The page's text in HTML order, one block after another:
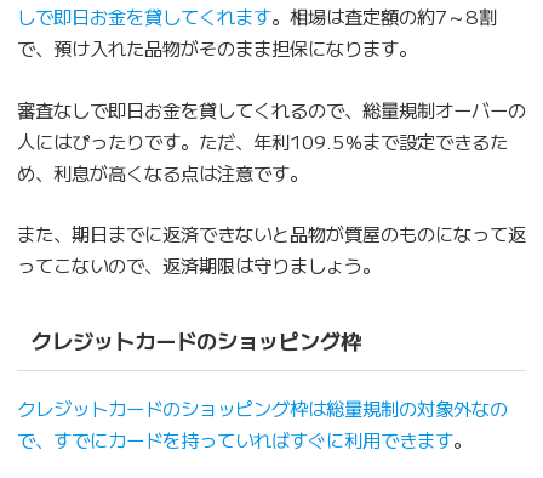
しで即日お金を貸してくれます。相場は査定額の約7～8割
で、預け入れた品物がそのまま担保になります。
審査なしで即日お金を貸してくれるので、総量規制オーバーの
人にはぴったりです。ただ、年利109.5％まで設定できるた
め、利息が高くなる点は注意です。
また、期日までに返済できないと品物が質屋のものになって返
ってこないので、返済期限は守りましょう。
クレジットカードのショッピング枠
クレジットカードのショッピング枠は総量規制の対象外なの
で、すでにカードを持っていればすぐに利用できます。